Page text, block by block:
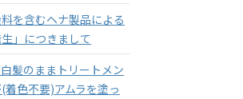
を含むヘナ製品による
」につきまして
髪のままトリートメン
着色不要)アムラを塗っ